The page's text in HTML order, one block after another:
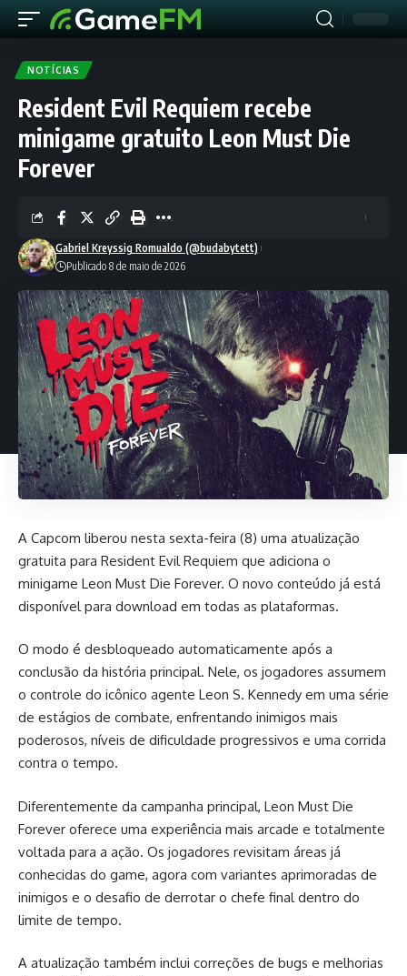
NOTÍCIAS
Resident Evil Requiem recebe
minigame gratuito Leon Must Die
Forever
Gabriel Kreyssig Romualdo (@budabytett)
Publicado 8 de maio de 2026
A Capcom liberou nesta sexta-feira (8) uma atualização
gratuita para Resident Evil Requiem que adiciona o
minigame Leon Must Die Forever. O novo conteúdo já está
disponível para download em todas as plataformas.
O modo é desbloqueado automaticamente após a
conclusão da história principal. Nele, os jogadores assumem
o controle do icônico agente Leon S. Kennedy em uma série
de estágios de combate, enfrentando inimigos mais
poderosos, níveis de dificuldade progressivos e uma corrida
contra o tempo.
Diferentemente da campanha principal, Leon Must Die
Forever oferece uma experiência mais arcade e totalmente
voltada para a ação. Os jogadores revisitam áreas já
conhecidas do game, agora com variantes aprimoradas de
inimigos e o desafio de derrotar o chefe final dentro do
limite de tempo.
A atualização também inclui correções de bugs e melhorias